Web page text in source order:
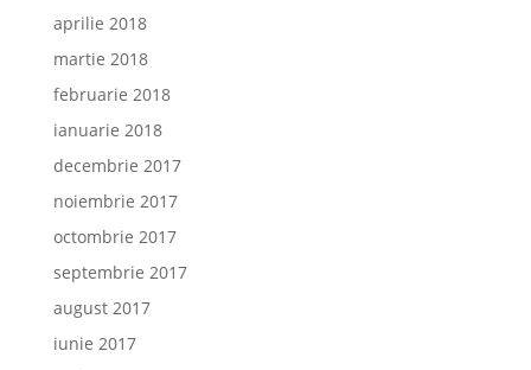
aprilie 2018
martie 2018
februarie 2018
ianuarie 2018
decembrie 2017
noiembrie 2017
octombrie 2017
septembrie 2017
august 2017
iunie 2017